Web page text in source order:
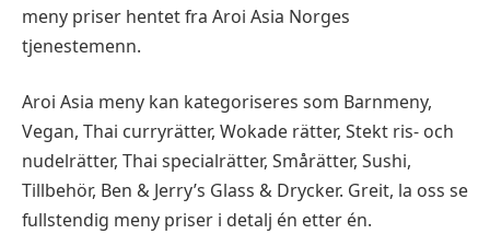
meny priser hentet fra Aroi Asia Norges
tjenestemenn.
Aroi Asia meny kan kategoriseres som Barnmeny,
Vegan, Thai curryrätter, Wokade rätter, Stekt ris- och
nudelrätter, Thai specialrätter, Smårätter, Sushi,
Tillbehör, Ben & Jerry’s Glass & Drycker. Greit, la oss se
fullstendig meny priser i detalj én etter én.